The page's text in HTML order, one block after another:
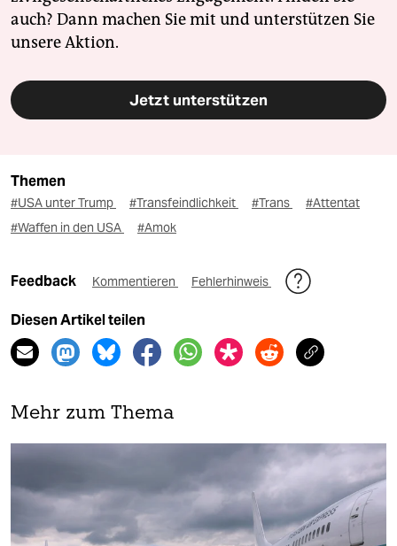
auch? Dann machen Sie mit und unterstützen Sie
unsere Aktion.
Jetzt unterstützen
Themen
#USA unter Trump #Transfeindlichkeit #Trans
#Attentat
#Waffen in den USA
#Amok
Feedback Kommentieren Fehlerhinweis
Diesen Artikel teilen
Mehr zum Thema